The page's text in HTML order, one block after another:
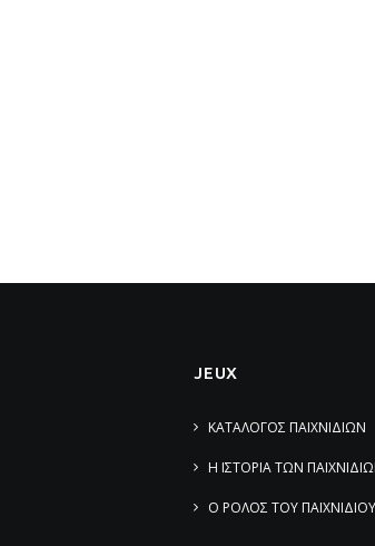
JEUX
ΚΑΤΑΛΟΓΟΣ ΠΑΙΧΝΙΔΙΩΝ
Η ΙΣΤΟΡΙΑ ΤΩΝ
Ο ΡΟΛΟΣ ΤΟΥ ΠΑΙΧΝΙΔΙΟΥ